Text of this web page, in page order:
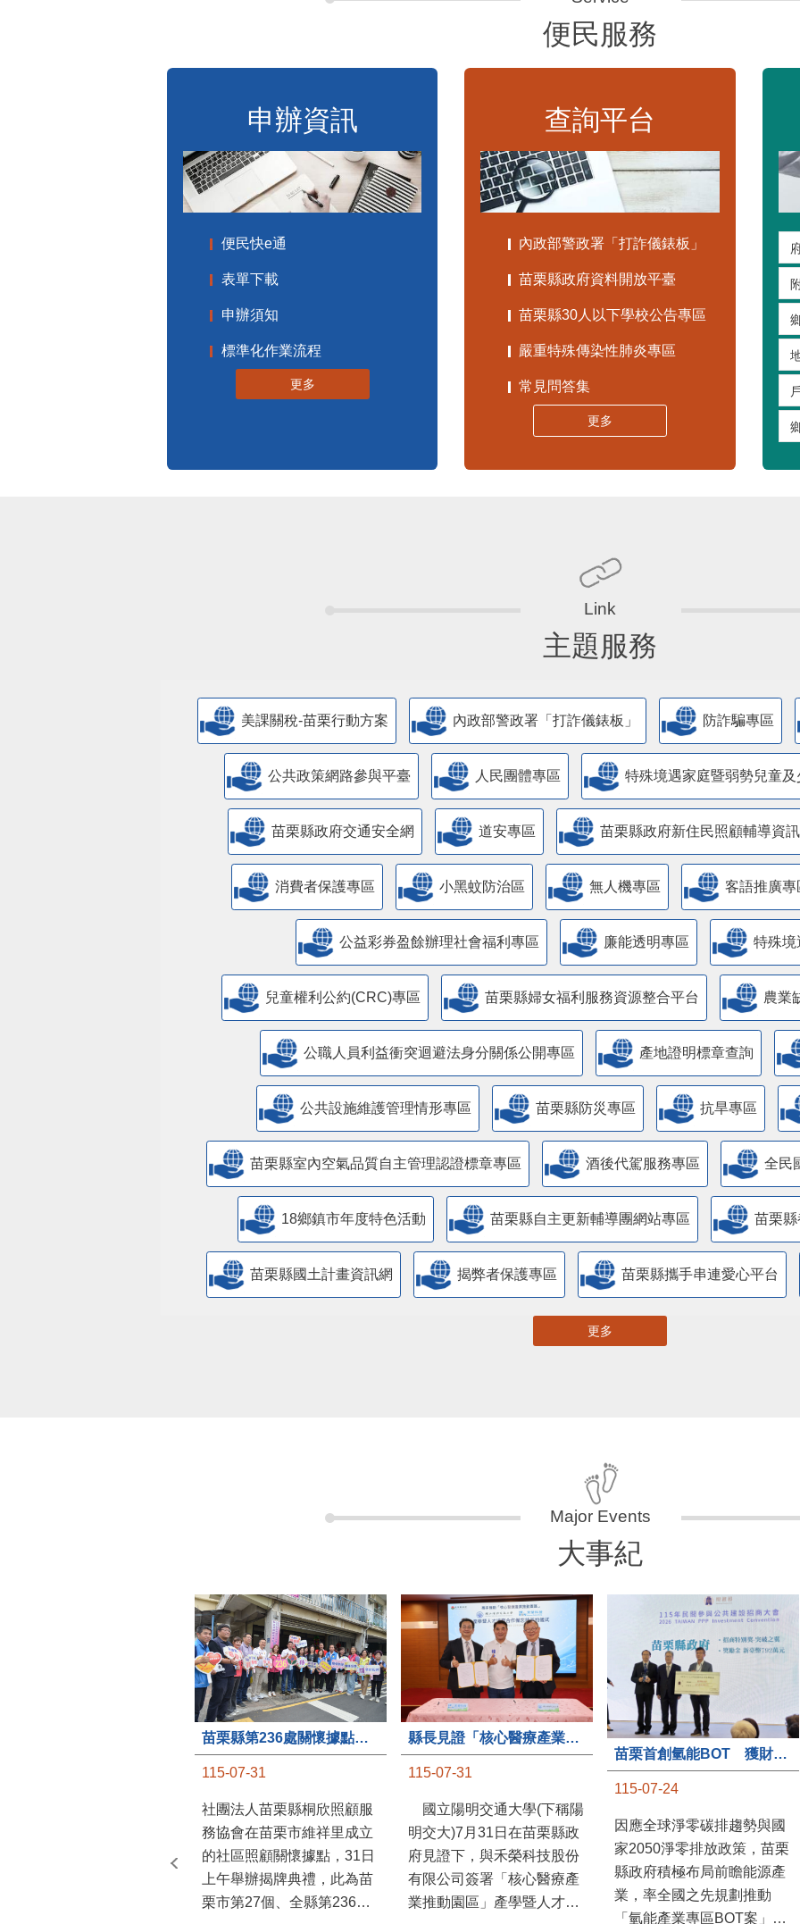
便民服務
申辦資訊
便民快e通
表單下載
申辦須知
標準化作業流程
更多
查詢平台
內政部警政署「打詐儀錶板」
苗栗縣政府資料開放平臺
苗栗縣30人以下學校公告專區
嚴重特殊傳染性肺炎專區
常見問答集
更多
主題服務
美課關稅-苗栗行動方案 內政部警政署「打詐儀錶板」 防詐騙專區
公共政策網路參與平臺 人民團體專區 特殊境遇家庭暨弱勢兒童
苗栗縣政府交通安全網 道安專區 苗栗縣政府新住民照顧輔導資
消費者保護專區 小黑蚊防治區 無人機專區 客語推廣專
公益彩券盈餘辦理社會福利專區 廉能透明專區 特殊境
兒童權利公約(CRC)專區 苗栗縣婦女福利服務資源整合平台 農業
公職人員利益衝突迴避法身分關係公開專區 產地證明標章查詢
​公共設施維護管理情形專區 苗栗縣防災專區 抗旱專區
苗栗縣室內空氣品質自主管理認證標章專區 酒後代駕服務專區 全民
18鄉鎮市年度特色活動 苗栗縣自主更新輔導團網站專區 苗栗
苗栗縣國土計畫資訊網 揭弊者保護專區 苗栗縣攜手串連愛心平台
更多
大事紀
苗栗縣第236處關懷據點在苗栗市維祥里揭牌
115-07-31
社團法人苗栗縣桐欣照顧服
務協會在苗栗市維祥里成立
的社區照顧關懷據點，31日
上午舉辦揭牌典禮，此為苗
栗市第27個、全縣第236處
縣長見證「核心醫療產業推動園區」產學合作簽約儀式
115-07-31
國立陽明交通大學(下稱陽
明交大)7月31日在苗栗縣政
府見證下，與禾榮科技股份
有限公司簽署「核心醫療產
業推動園區」產學暨人才培
苗栗首創氫能BOT 獲財政部「突破之翼」肯定
115-07-24
因應全球淨零碳排趨勢與國
家2050淨零排放政策，苗栗
縣政府積極布局前瞻能源產
業，率全國之先規劃推動
「氫能產業專區BOT案」，